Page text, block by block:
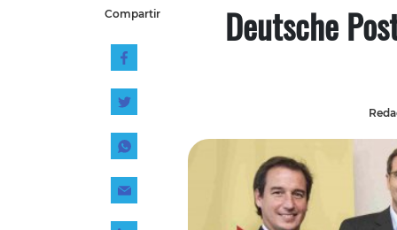
Almacenes e
Management
Tecnología
Compartir Deutsche